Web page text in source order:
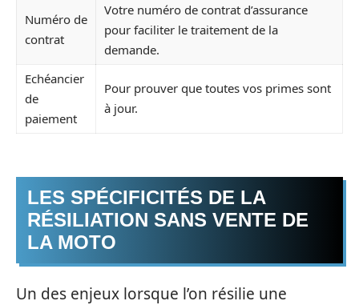
Numéro de
contrat
Votre numéro de contrat d’assurance
pour faciliter le traitement de la
demande.
Echéancier
de
paiement
Pour prouver que toutes vos primes sont
à jour.
LES SPÉCIFICITÉS DE LA
RÉSILIATION SANS VENTE DE
LA MOTO
Un des enjeux lorsque l’on résilie une